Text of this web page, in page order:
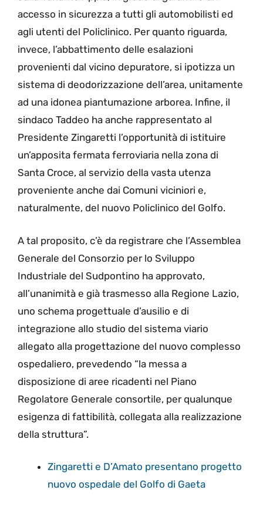
accesso in sicurezza a tutti gli automobilisti ed
agli utenti del Policlinico. Per quanto riguarda,
invece, l’abbattimento delle esalazioni
provenienti dal vicino depuratore, si ipotizza un
sistema di deodorizzazione dell’area, unitamente
ad una idonea piantumazione arborea. Infine, il
sindaco Taddeo ha anche rappresentato al
Presidente Zingaretti l’opportunità di istituire
un’apposita fermata ferroviaria nella zona di
Santa Croce, al servizio della vasta utenza
proveniente anche dai Comuni viciniori e,
naturalmente, del nuovo Policlinico del Golfo.
A tal proposito, c’è da registrare che l’Assemblea
Generale del Consorzio per lo Sviluppo
Industriale del Sudpontino ha approvato,
all’unanimità e già trasmesso alla Regione Lazio,
uno schema progettuale d’ausilio e di
integrazione allo studio del sistema viario
allegato alla progettazione del nuovo complesso
ospedaliero, prevedendo “la messa a
disposizione di aree ricadenti nel Piano
Regolatore Generale consortile, per qualunque
esigenza di fattibilità, collegata alla realizzazione
della struttura”.
Zingaretti e D’Amato presentano progetto
nuovo ospedale del Golfo di Gaeta